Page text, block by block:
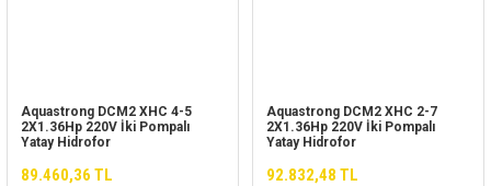
Aquastrong DCM2 XHC 4-5
2X1.36Hp 220V İki Pompalı
Yatay Hidrofor
89.460,36 TL
Aquastrong DCM2 XHC 2-7
2X1.36Hp 220V İki Pompalı
Yatay Hidrofor
92.832,48 TL